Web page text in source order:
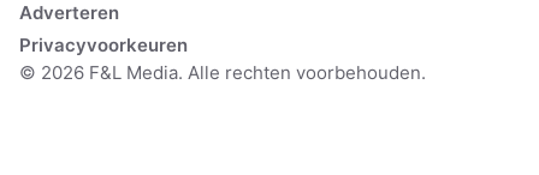
Adverteren
Privacyvoorkeuren
© 2026 F&L Media. Alle rechten voorbehouden.